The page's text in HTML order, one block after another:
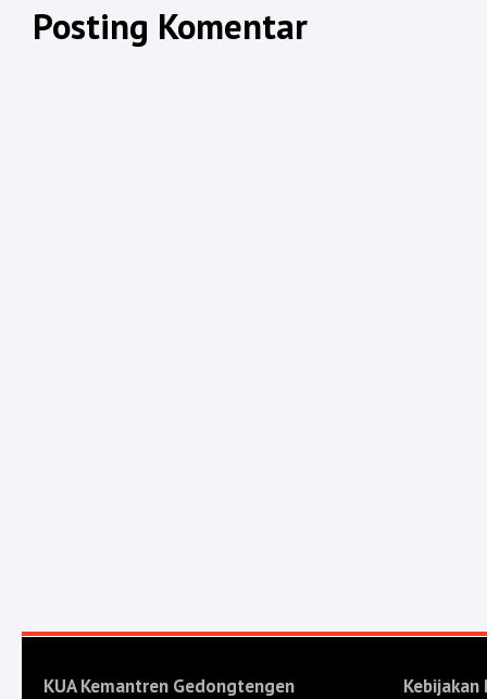
Posting Komentar
KUA Kemantren Gedongtengen Kebijakan